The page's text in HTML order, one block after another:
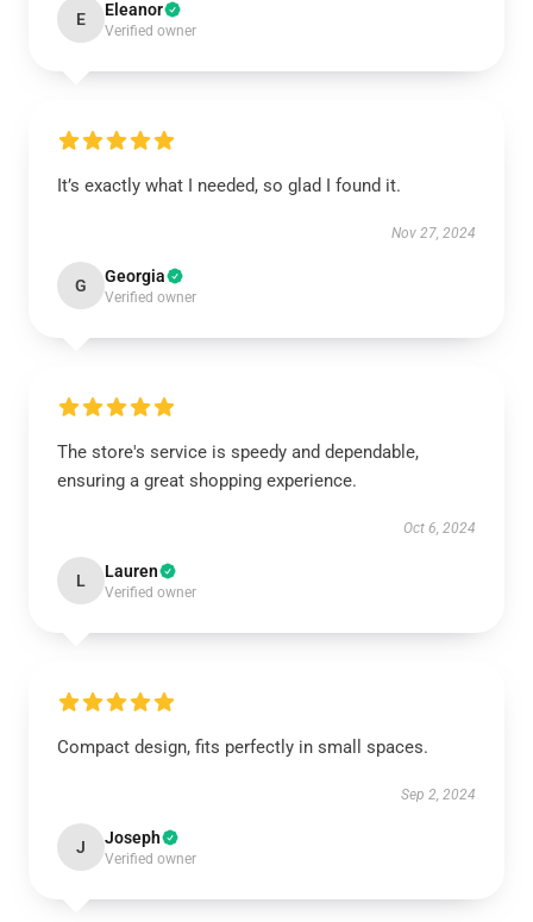
E Eleanor
Verified owner
It’s exactly what I needed, so glad I found it.
Nov 27, 2024
G Georgia
Verified owner
The store's service is speedy and dependable,
ensuring a great shopping experience.
Oct 6, 2024
L Lauren
Verified owner
Compact design, fits perfectly in small spaces.
Sep 2, 2024
J Joseph
Verified owner